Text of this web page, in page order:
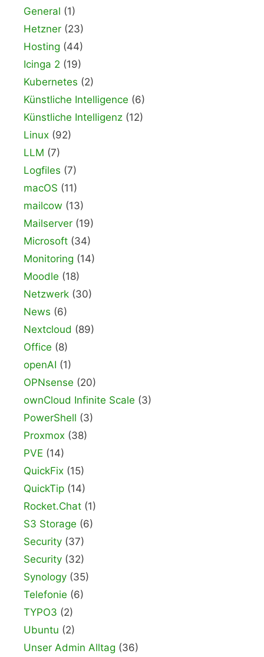
General (1)
Hetzner (23)
Hosting (44)
Icinga 2 (19)
Kubernetes (2)
Künstliche Intelligence (6)
Künstliche Intelligenz (12)
Linux (92)
LLM (7)
Logfiles (7)
macOS (11)
mailcow (13)
Mailserver (19)
Microsoft (34)
Monitoring (14)
Moodle (18)
Netzwerk (30)
News (6)
Nextcloud (89)
Office (8)
openAI (1)
OPNsense (20)
ownCloud Infinite Scale (3)
PowerShell (3)
Proxmox (38)
PVE (14)
QuickFix (15)
QuickTip (14)
Rocket.Chat (1)
S3 Storage (6)
Security (37)
Security (32)
Synology (35)
Telefonie (6)
TYPO3 (2)
Ubuntu (2)
Unser Admin Alltag (36)